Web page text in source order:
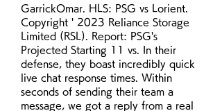
GarrickOmar. HLS: PSG vs Lorient.
Copyright ' 2023 Reliance Storage
Limited (RSL). Report: PSG's
Projected Starting 11 vs. In their
defense, they boast incredibly quick
live chat response times. Within
seconds of sending their team a
message, we got a reply from a real